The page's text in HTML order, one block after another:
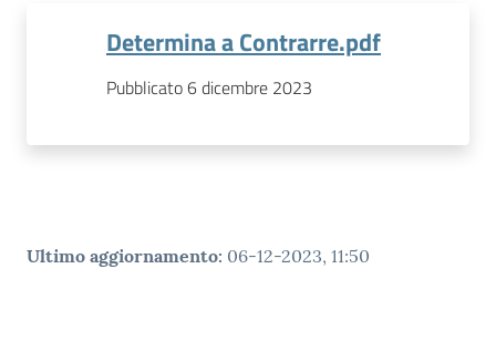
Determina a Contrarre.pdf
Pubblicato 6 dicembre 2023
Ultimo aggiornamento: 06-12-2023, 11:50